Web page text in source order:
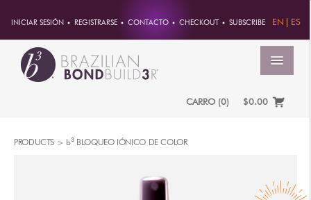
INICIAR SESIÓN REGISTRARSE CONTACTO CHECKOUT SUBSCRIBE EN ES
CARRO (0) $0.00
PRODUCTS > b3BLOQUEO IÓNICO DE COLOR